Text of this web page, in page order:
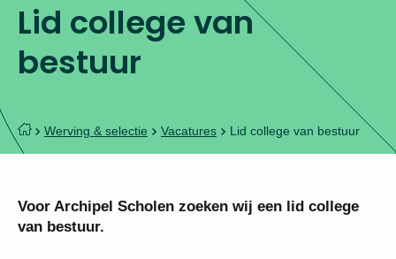
Lid college van
bestuur
Werving & selectie Vacatures Lid college van bestuur
Voor Archipel Scholen zoeken wij een lid college
van bestuur.